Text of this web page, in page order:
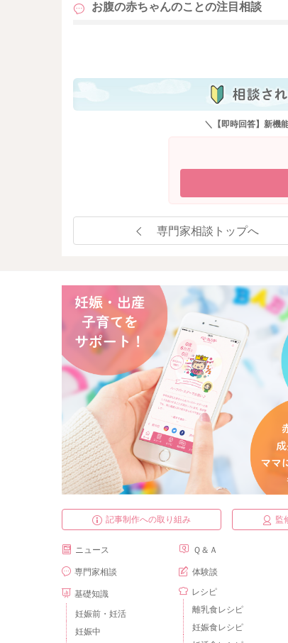
お腹の赤ちゃんのことの注目相談
＼【即時回答】新機
専門家相談トップへ
記事制作への取り組み 監
ニュース
専門家相談
基礎知識
妊娠前・妊活
妊娠中
Ｑ＆Ａ
体験談
レシピ
離乳食レシピ
妊娠食レシピ